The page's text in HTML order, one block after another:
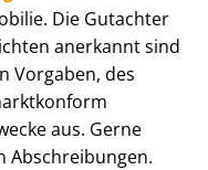
Die Gutachter
anerkannt sind
Vorgaben, des
aus. Gerne
Abschreibungen.